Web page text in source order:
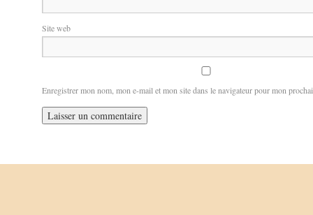
Site web
Enregistrer mon nom, mon e-mail et mon site dans le navigateur pour mon